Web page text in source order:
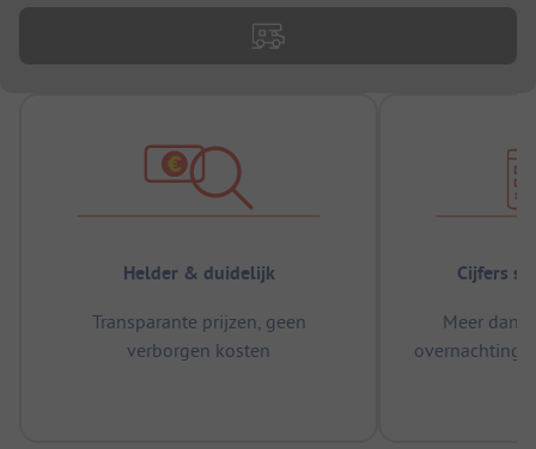
Helder & duidelijk
Transparante prijzen, geen
verborgen kosten
Cijfers
Meer dan